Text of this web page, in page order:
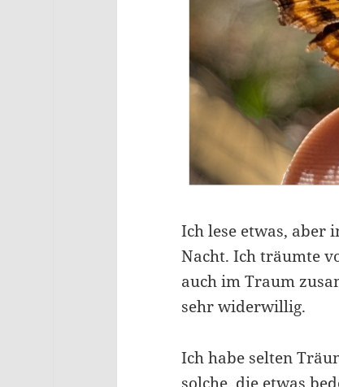
Ich lese etwas, aber
Nacht. Ich träumte
auch im Traum
sehr widerwillig.
Ich habe selten